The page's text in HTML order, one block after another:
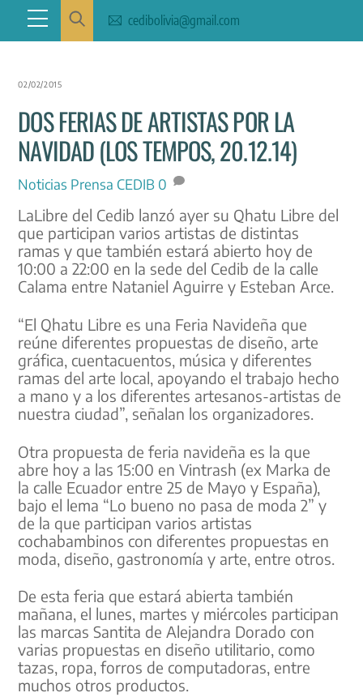
content
Menu cedibolivia@gmail.com
02/02/2015
DOS FERIAS DE ARTISTAS POR LA
NAVIDAD (LOS TEMPOS, 20.12.14)
Noticias Prensa CEDIB 0
LaLibre del Cedib lanzó ayer su Qhatu Libre del
que participan varios artistas de distintas
ramas y que también estará abierto hoy de
10:00 a 22:00 en la sede del Cedib de la calle
Calama entre Nataniel Aguirre y Esteban Arce.
“El Qhatu Libre es una Feria Navideña que
reúne diferentes propuestas de diseño, arte
gráfica, cuentacuentos, música y diferentes
ramas del arte local, apoyando el trabajo hecho
a mano y a los diferentes artesanos-artistas de
nuestra ciudad”, señalan los organizadores.
Otra propuesta de feria navideña es la que
abre hoy a las 15:00 en Vintrash (ex Marka de
la calle Ecuador entre 25 de Mayo y España),
bajo el lema “Lo bueno no pasa de moda 2” y
de la que participan varios artistas
cochabambinos con diferentes propuestas en
moda, diseño, gastronomía y arte, entre otros.
De esta feria que estará abierta también
mañana, el lunes, martes y miércoles participan
las marcas Santita de Alejandra Dorado con
varias propuestas en diseño utilitario, como
tazas, ropa, forros de computadoras, entre
muchos otros productos.